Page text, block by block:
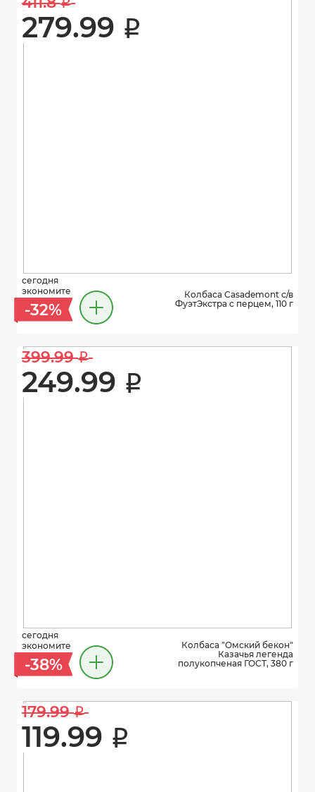
i
279.99 i
сегодня
экономите
-32%
Колбаса Casademont с/в
ФуэтЭкстра с перцем, 110 г
399.99 i
249.99 i
сегодня
экономите
-38%
Колбаса "Омский бекон"
Казачья легенда
полукопченая ГОСТ, 380 г
179.99 i
119.99 i